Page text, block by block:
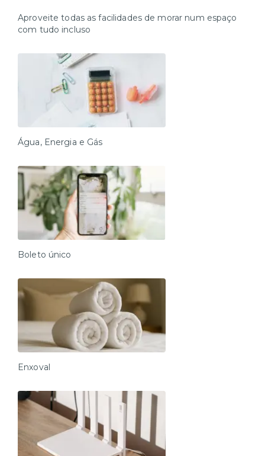
Aproveite todas as facilidades de morar num espaço
com tudo incluso
Água, Energia e Gás
Boleto único
Enxoval